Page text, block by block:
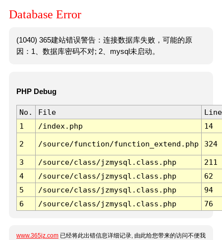
Database Error
(1040) 365建站错误警告：连接数据库失败，可能的原
因：1、数据库密码不对; 2、mysql未启动。
PHP Debug
No. File
Line
1
/index.php 14
2 /source/function/function_extend.php 324
3 /source/class/jzmysql.class.php
211
4
/source/class/jzmysql.class.php
62
5
/source/class/jzmysql.class.php
94
6
/source/class/jzmysql.class.php 76
www.365jz.com 已经将此出错信息详细记录, 由此给您带来的访问不便我